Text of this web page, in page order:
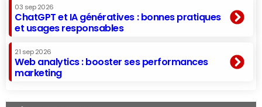
03 sep 2026
ChatGPT et IA génératives : bonnes pratiques
et usages responsables
21 sep 2026
Web analytics : booster ses performances
marketing